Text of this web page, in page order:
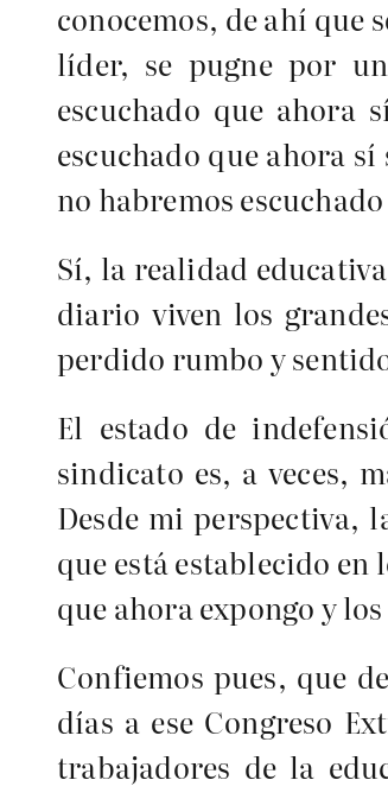
conocemos, de ahí que
líder, se pugne por
escuchado que ahora
escuchado que ahora
no habremos
Sí, la realidad
diario viven los
perdido rumbo y
El estado de
sindicato es, a veces,
Desde mi perspectiva,
que está establecido
que ahora expongo y
Confiemos pues, que
días a ese Congreso
trabajadores de la